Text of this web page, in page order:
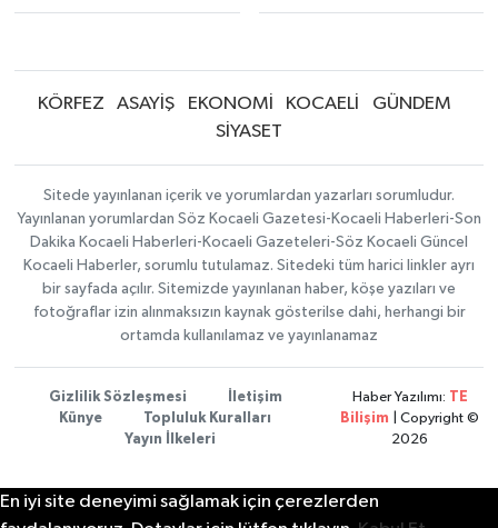
KÖRFEZ ASAYİŞ EKONOMİ KOCAELİ
GÜNDEM
SİYASET
Sitede yayınlanan içerik ve yorumlardan yazarları sorumludur.
Yayınlanan yorumlardan Söz Kocaeli Gazetesi-Kocaeli Haberleri-Son
Dakika Kocaeli Haberleri-Kocaeli Gazeteleri-Söz Kocaeli Güncel
Kocaeli Haberler, sorumlu tutulamaz. Sitedeki tüm harici linkler ayrı
bir sayfada açılır. Sitemizde yayınlanan haber, köşe yazıları ve
fotoğraflar izin alınmaksızın kaynak gösterilse dahi, herhangi bir
ortamda kullanılamaz ve yayınlanamaz
Gizlilik Sözleşmesi
İletişim
Künye
Topluluk Kuralları
Yayın İlkeleri
Haber Yazılımı: TE
Bilişim | Copyright ©
2026
En iyi site deneyimi sağlamak için çerezlerden